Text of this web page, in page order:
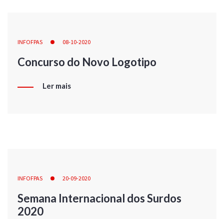
INFOFPAS 08-10-2020
Concurso do Novo Logotipo
Ler mais
INFOFPAS 20-09-2020
Semana Internacional dos Surdos
2020